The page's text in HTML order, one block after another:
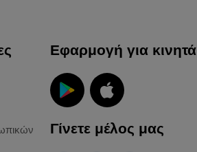
Εφαρμογή για κινητά
Γίνετε μέλος μας